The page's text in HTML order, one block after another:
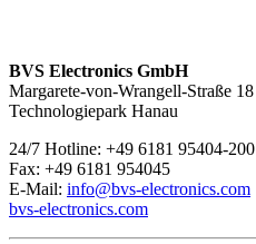
BVS Electronics GmbH
Margarete-von-Wrangell-Straße 18
Technologiepark Hanau
24/7 Hotline: +49 6181 95404-200
Fax: +49 6181 954045
E-Mail: info@bvs-electronics.com
bvs-electronics.com